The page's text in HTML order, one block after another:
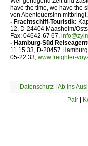
have the time, we have the
von Abenteuersinn
- Frachtschiff-Touristik:
12, D-24404 Maasholm/
Fax: 04642-67 67,
- Hamburg-Süd
11 15 33, D-20457
05-22 33, www.freighter-
Datenschutz| Ab ins
Pair |